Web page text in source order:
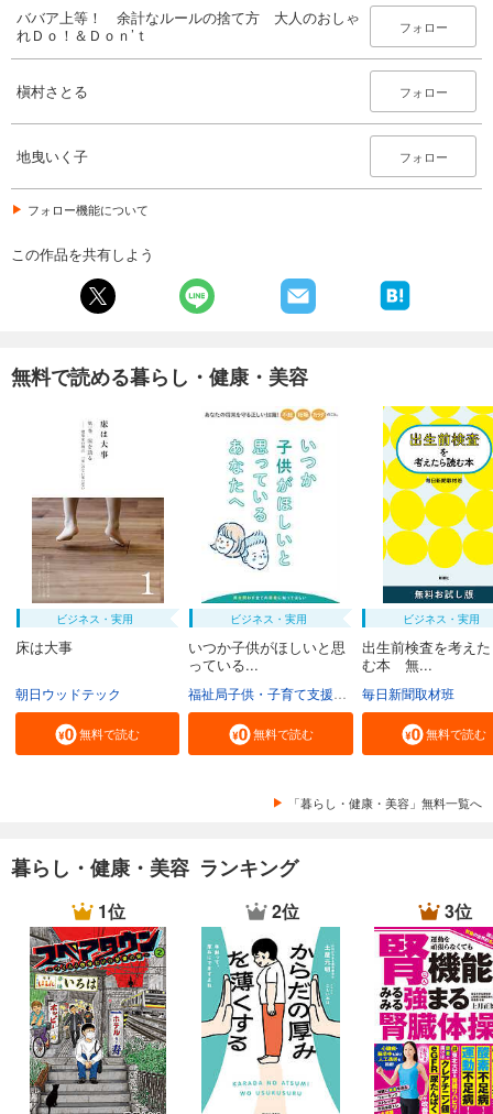
ババア上等！ 余計なルールの捨て方 大人のおしゃ
れＤｏ！＆Ｄｏｎ’ｔ
フォロー
槇村さとる フォロー
地曳いく子 フォロー
フォロー機能について
この作品を共有しよう
無料で読める暮らし・健康・美容
ビジネス・実用
床は大事
朝日ウッドテック
無料で読む
ビジネス・実用
いつか子供がほしいと思
っている...
東京都
無料で読む
ビジネス・実用
出生前検査を考え
む本 無...
毎日新聞取材班
無料で読む
「暮らし・健康・美容」無料一覧へ
暮らし・健康・美容 ランキング
1位 2位 3位